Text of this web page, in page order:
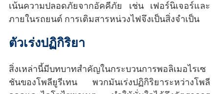
เน้นความปลอดภัยจากอัคคีภัย เช่น เฟอร์นิเจอร์และ
ภายในรถยนต์ การเติมสารหน่วงไฟจึงเป็นสิ่งจำเป็น
ตัวเร่งปฏิกิริยา
สิ่งเหล่านี้มีบทบาทสำคัญในกระบวนการพอลิเมอไรเซ
ชันของโพลียูรีเทน พวกมันเร่งปฏิกิริยาระหว่างโพลี